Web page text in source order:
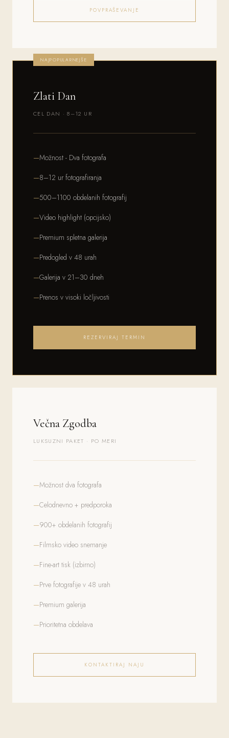
POVPRAŠEVANJE
NAJPOPULARNEJŠE
Zlati Dan
CEL DAN · 8–12 UR
Možnost - Dva fotografa
8–12 ur fotografiranja
500–1100 obdelanih fotografij
Video highlight (opcijsko)
Premium spletna galerija
Predogled v 48 urah
Galerija v 21–30 dneh
Prenos v visoki ločljivosti
REZERVIRAJ TERMIN
Večna Zgodba
LUKSUZNI PAKET · PO MERI
Možnost dva fotografa
Celodnevno + predporoka
900+ obdelanih fotografij
Filmsko video snemanje
Fine-art tisk (izbirno)
Prve fotografije v 48 urah
Premium galerija
Prioritetna obdelava
KONTAKTIRAJ NAJU